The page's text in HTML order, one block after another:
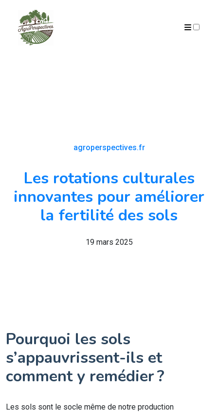
agroperspectives.fr
Les rotations culturales
innovantes pour améliorer
la fertilité des sols
19 mars 2025
Pourquoi les sols
s’appauvrissent-ils et
comment y remédier ?
Les sols sont le socle même de notre production